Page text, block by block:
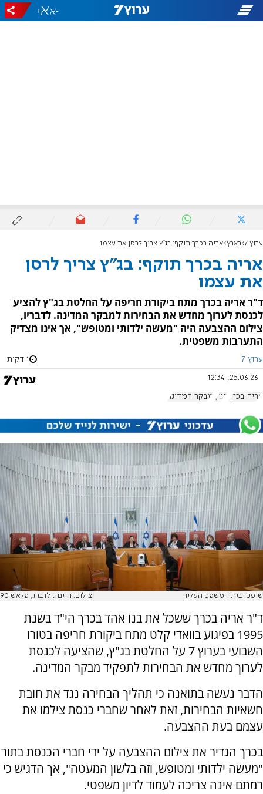
-
+
ערוץ 7 בארץ אריה בכרך תוקף: בג"ץ צריך לרסן את עצמו
אריה בכרך תוקף: בג"ץ צריך לרסן
את עצמו
ד"ר אריה בכרך מתח ביקורת חריפה על החלטת בג"ץ להציע
לכנסת לערוך מחדש את הבחירות למבקר המדינה. לדבריו,
צילום ההצבעה היה "מעשה ילדותי ומטופש", אך אינו מצדיק
התערבות משפטית.
ערוץ 7 1 דקות
25.06.26, 12:34
אריה בכרך בג"ץ מבקר המדינה
שופטי בית המשפט העליון צילום: חיים גולדברג, פלאש 90
ד"ר אריה בכרך ששכל את בנו אהד בכרך הי"ד בשנת
1995 בפיגוע בוואדי קלט מתח ביקורת חריפה בטורו
השבועי בערוץ 7 על החלטת בג"ץ, שהציעה לכנסת
לערוך מחדש את הבחירות לתפקיד מבקר המדינה.
הדבר נעשה בתואנה כי תהליך הבחירה נגד את חובת
חשאיות הבחירות, זאת לאחר שחברי כנסת צילמו את
עצמם בעת ההצבעה.
בכרך הגדיר את צילום ההצבעה על ידי חברי הכנסת בתור
"מעשה ילדותי ומטופש, וזה בלשון המעטה", אך הדגיש כי
רמתם אינה צריכה לעמוד לדיון משפטי.